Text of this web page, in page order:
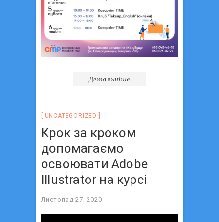
Детальніше
UNCATEGORIZED
Крок за кроком
допомагаємо
освоювати Аdobe
Illustrator на курсі
Листопад 27, 2020